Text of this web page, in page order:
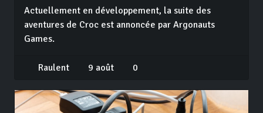
Actuellement en développement, la suite des
aventures de Croc est annoncée par Argonauts
Games.
Raulent 9 août 0